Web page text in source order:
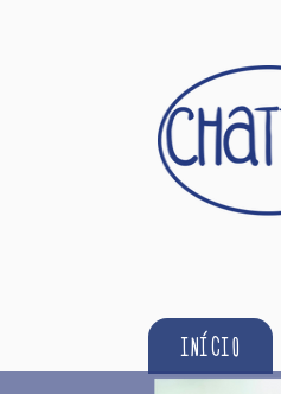
INÍCIO